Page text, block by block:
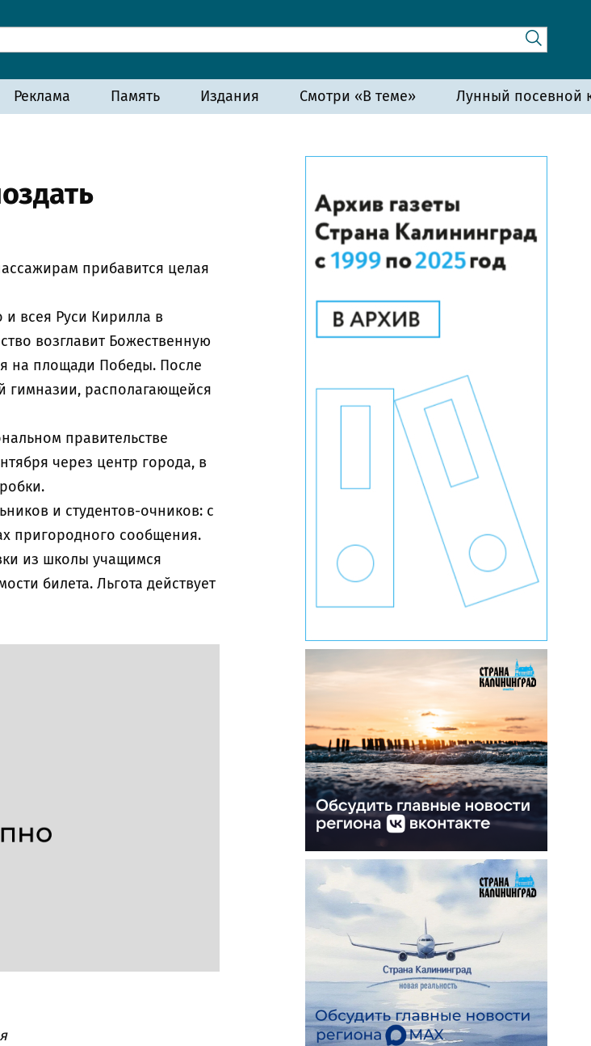
Реклама Память Издания Смотри «В теме» Лунный посевной
прибавится целая
и всея Руси Кирилла в
возглавит Божественную
на площади Победы. После
гимназии, располагающейся
правительстве
через центр города, в
и студентов-очников: с
пригородного сообщения.
из школы учащимся
билета. Льгота действует